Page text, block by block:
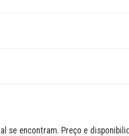
se encontram. Preço e